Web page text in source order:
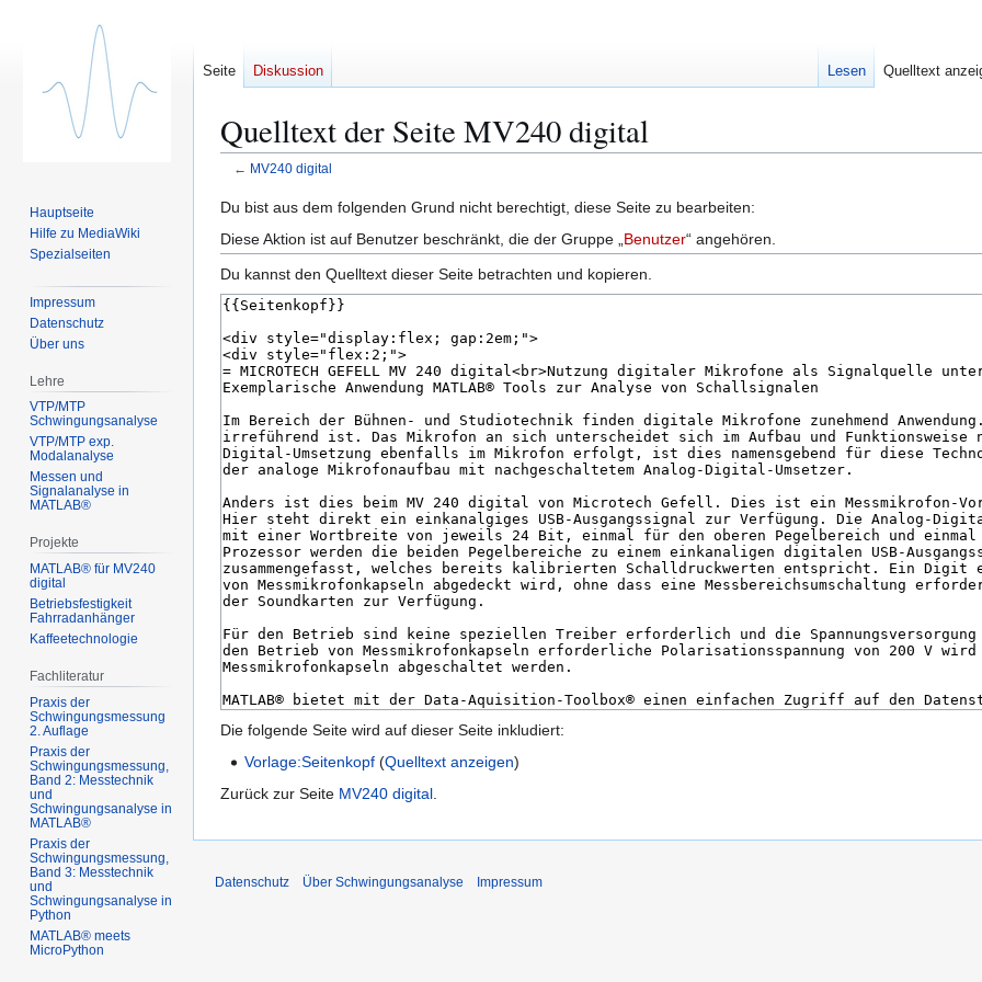
Quelltext der Seite MV240 digital
← MV240 digital
Zur
Navigation
springen
Zur
Suche
springen
Du bist aus dem folgenden Grund nicht berechtigt, diese Seite zu bearbeiten:
Diese Aktion ist auf Benutzer beschränkt, die der Gruppe „ Benutzer“ angehören.
Du kannst den Quelltext dieser Seite betrachten und kopieren.
Die folgende Seite wird auf dieser Seite inkludiert:
Vorlage:Seitenkopf (Quelltext anzeigen)
Zurück zur Seite MV240 digital
Seite Diskussion Lesen Quelltext
Hauptseite
Hilfe zu MediaWiki
Spezialseiten
Impressum
Datenschutz
Über uns
Lehre
VTP/MTP
Schwingungsanalyse
VTP/MTP exp.
Modalanalyse
Messen und
Signalanalyse in
MATLAB®
Projekte
MATLAB® für MV240
digital
Betriebsfestigkeit
Fahrradanhänger
Kaffeetechnologie
Fachliteratur
Praxis der
Schwingungsmessung
2. Auflage
Praxis der
Schwingungsmessung,
Band 2: Messtechnik
und
Schwingungsanalyse in
MATLAB®
Praxis der
Schwingungsmessung,
Band 3: Messtechnik
und
Schwingungsanalyse in
Python
MATLAB® meets
MicroPython
Datenschutz Über Schwingungsanalyse Impressum